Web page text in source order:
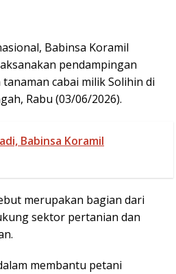
Babinsa Koramil
pendampingan
cabai milik Solihin di
Rabu (03/06/2026).
Babinsa Koramil
merupakan bagian dari
sektor pertanian dan
membantu petani